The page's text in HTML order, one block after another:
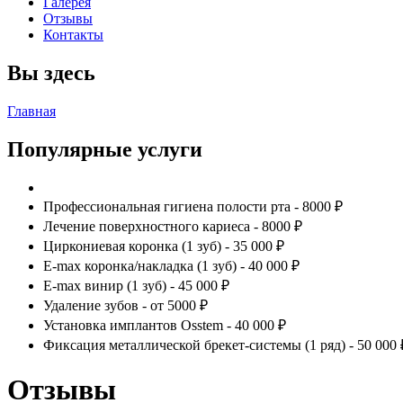
Отзывы
Контакты
Вы здесь
Главная
Популярные услуги
Профессиональная гигиена полости рта - 8000 ₽
Лечение поверхностного кариеса - 8000 ₽
Циркониевая коронка (1 зуб) - 35 000 ₽
E-max коронка/накладка (1 зуб) - 40 000 ₽
E-max винир (1 зуб) - 45 000 ₽
Удаление зубов - от 5000 ₽
Установка имплантов Osstem - 40 000 ₽
Фиксация металлической брекет-системы (1 ряд) - 50 000
Отзывы